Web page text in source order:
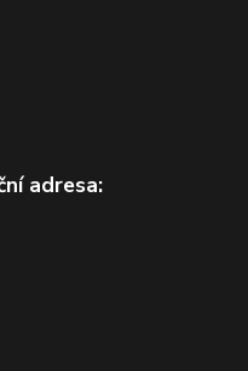
adresa: